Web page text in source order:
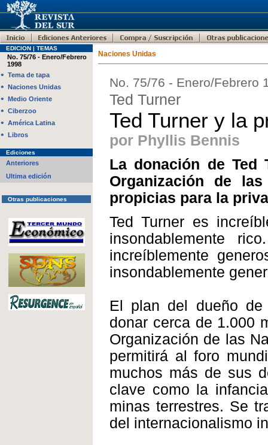
EDICION | TEMAS
No. 75/76 - Enero/Febrero
1998
• Tema de tapa
• Naciones Unidas
• Medio Oriente
• Ciberzoo
• América Latina
• Libros
Ediciones
Anteriores
Ultima edición
Otras publicaciones
Naciones Unidas
No. 75/76 - Enero/Febrero
Ted Turner
Ted Turner y la
por Phyllis Bennis
La donación de Ted
Organización de
propicias para la
Ted Turner es
insondablemente
increíblemente
insondablemente
El plan del dueño
donar cerca de 1.000
Organización de las
permitirá al foro
muchos más de sus
clave como la
minas terrestres. Se
del internacionalismo